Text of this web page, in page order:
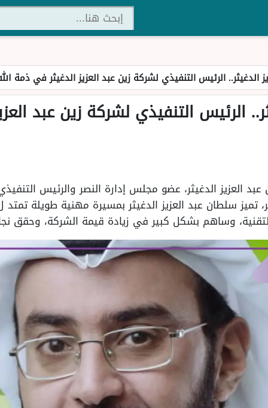
الدغيثر.. الرئيس التنفيذي لشركة زين عبد العزيز الدغيثر في ذمة
الرئيس التنفيذي لشركة زين عبد
العزيز الدغيثر، عضو مجلس إدارة النصر والرئيس
وساهم بشكل كبير في زيادة قيمة الشركة، وحقق